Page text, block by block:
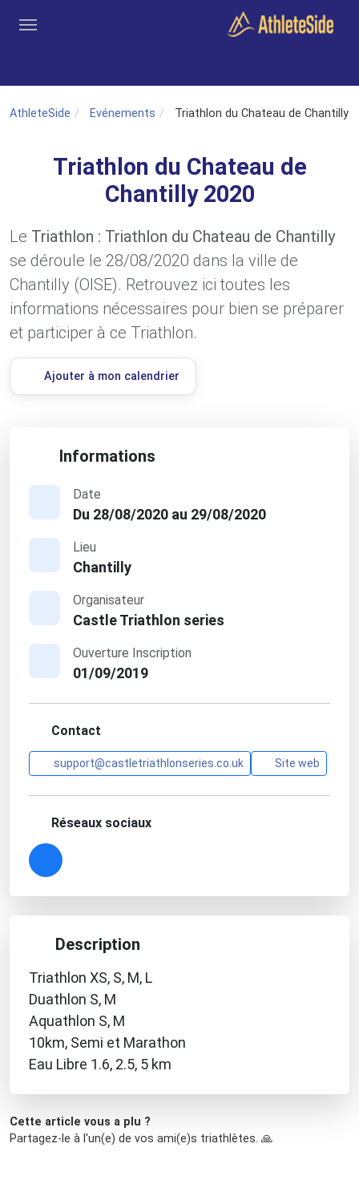
AthleteSide Evénements Triathlon du Chateau de Chantilly
Triathlon du Chateau de
Chantilly 2020
Le Triathlon : Triathlon du Chateau de Chantilly
se déroule le 28/08/2020 dans la ville de
Chantilly (OISE). Retrouvez ici toutes les
informations nécessaires pour bien se préparer
et participer à ce Triathlon.
Ajouter à mon calendrier
Informations
Date
Du 28/08/2020 au 29/08/2020
Lieu
Chantilly
Organisateur
Castle Triathlon series
Ouverture Inscription
01/09/2019
Contact
support@castletriathlonseries.co.uk Site web
Réseaux sociaux
Description
Triathlon XS, S, M, L
Duathlon S, M
Aquathlon S, M
10km, Semi et Marathon
Eau Libre 1.6, 2.5, 5 km
Cette article vous a plu ?
Partagez-le à l'un(e) de vos ami(e)s triathlètes. 🙏